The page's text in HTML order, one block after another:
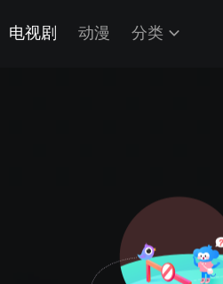
电视剧 动漫 分类